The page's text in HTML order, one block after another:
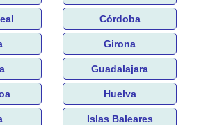
Córdoba
Girona
Guadalajara
Huelva
Islas Baleares